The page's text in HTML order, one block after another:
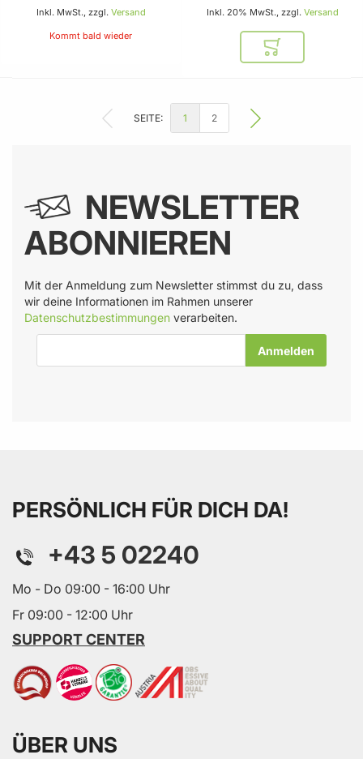
Inkl. MwSt., zzgl. Versand
Kommt bald wieder
Inkl. 20% MwSt., zzgl. Versand
In den
SEITE: SIE LESEN GERADE SEITE
1 2
NEWSLETTER
ABONNIEREN
Mit der Anmeldung zum Newsletter stimmst du zu, dass
wir deine Informationen im Rahmen unserer
Datenschutzbestimmungen verarbeiten.
PERSÖNLICH FÜR DICH DA!
+43 5 02240
Mo - Do 09:00 - 16:00 Uhr
Fr 09:00 - 12:00 Uhr
SUPPORT CENTER
ÜBER UNS